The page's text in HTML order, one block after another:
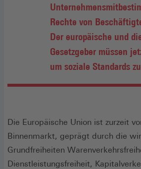
Rechte von
Der europäische und
Gesetzgeber müssen
um soziale Standards
Die Europäische Union ist zurzeit
Binnenmarkt, geprägt durch die
Grundfreiheiten
Dienstleistungsfreiheit,